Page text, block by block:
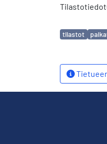
Avainsanat
tilastot